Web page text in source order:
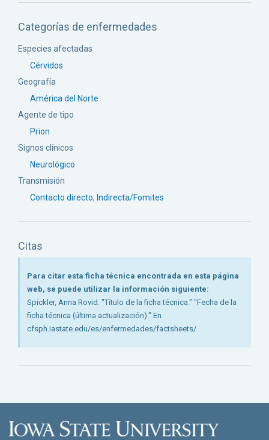
Categorías de enfermedades
Especies afectadas
Cérvidos
Geografía
América del Norte
Agente de tipo
Prion
Signos clínicos
Neurológico
Transmisión
Contacto directo, Indirecta/Fomites
Citas
Para citar esta ficha técnica encontrada en esta página
web, se puede utilizar la información siguiente:
Spickler, Anna Rovid. "Título de la ficha técnica." "Fecha de la
ficha técnica (última actualización)." En
cfsph.iastate.edu/es/enfermedades/factsheets/